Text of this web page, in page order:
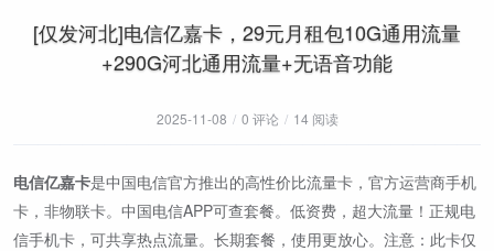
[仅发河北]电信亿嘉卡，29元月租包10G通用流量
+290G河北通用流量+无语音功能
2025-11-08 / 0 评论 / 14 阅读
电信亿嘉卡是中国电信官方推出的高性价比流量卡，官方运营商手机
卡，非物联卡。中国电信APP可查套餐。低资费，超大流量！正规电
信手机卡，可共享热点流量。长期套餐，使用更放心。注意：此卡仅